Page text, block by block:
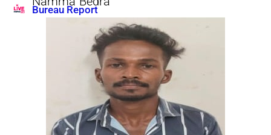
Bureau Report